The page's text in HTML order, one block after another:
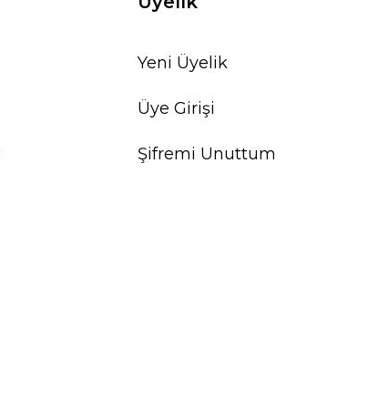
Yeni Üyelik
Üye Girişi
Şifremi Unuttum